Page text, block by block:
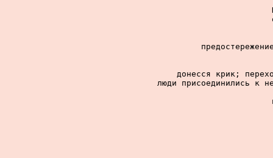
донесся крик;
люди присоединились к